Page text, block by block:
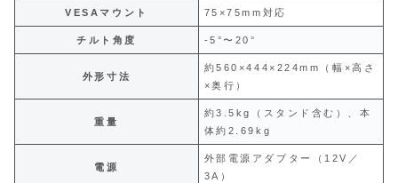
VESAマウント 75×75mm対応
チルト角度 -5°〜20°
外形寸法
約560×444×224mm（幅×高さ
×奥行）
重量
約3.5kg（スタンド含む）、本
体約2.69kg
電源
外部電源アダプター（12V／
3A）